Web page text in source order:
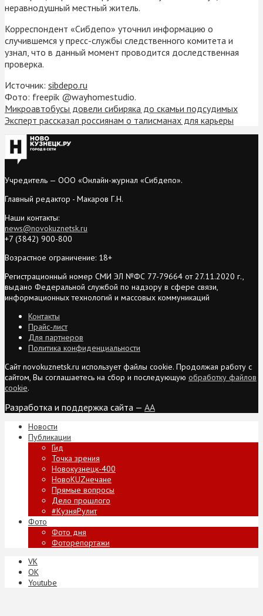
неравнодушный местный житель.
Корреспондент «Сибдепо» уточнил информацию о
случившемся у пресс-службы следственного комитета и
узнал, что в данный момент проводится доследственная
проверка.
Источник: sibdepo.ru
Фото: freepik @wayhomestudio.
Микроавтобусы довели сибиряка до скамьи подсудимых
Эксперт рассказал россиянам о талисманах для карьеры
Учредитель — ООО «Онлайн-журнал «Сибдепо».
Главный редактор - Макаров Г.Н.
Наши контакты:
news@novokuznetsk.ru
+7 (3842) 900-800
Возрастное ограничение: 18+
Регистрационный номер СМИ ЭЛ №ФС 77-79664 от 27.11.2020 г.,
выдано Федеральной службой по надзору в сфере связи,
информационных технологий и массовых коммуникаций
Контакты
Прайс-лист
Для партнеров
Политика конфиденциальности
Сайт novokuznetsk.ru использует файлы cookie. Продолжая работу с
сайтом, Вы соглашаетесь на сбор и последующую обработку файлов
cookie.
Разработка и поддержка сайта — AA
Новости
Публикации
Гид
Точка зрения
Новокузнецк-400
НовоKUZнечане
Прямые вопросы
Дело прошлого
#КузняРулит
Фото
Фото дня
Фоторепортажи
VK
ОК
Youtube